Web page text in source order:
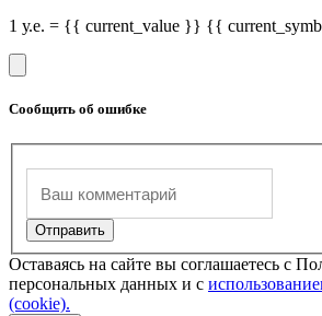
1 у.е. = {{ current_value }} {{
Сообщить об ошибке
Оставаясь на сайте вы соглашаетесь с
персональных данных и с
(cookie).